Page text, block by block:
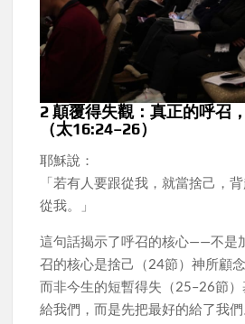
2️ 顛覆得失觀：真正的呼召
（太16:24–26）
耶穌說：
「若有人要跟從我，就當捨己，
從我。」
這句話揭示了呼召的核心——不是
召的核心是捨己（24節）神所顧
而非今生的短暫得失（25–26節
給我們，而是先把最好的給了我們